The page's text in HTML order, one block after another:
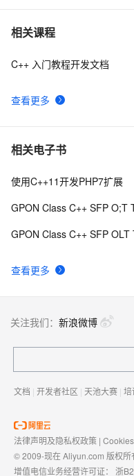
7 【C/C++】用格雷戈里公
8 设计模式C++学习笔记之
9 Qt C++ 扫码枪使用数据处
10
C++26的改进
相关课程
查看更多
C++ 入门教程开发文档
相关电子书
查看更多
使用C++11开发PHP7扩展
GPON Class C++ SFP O;T
GPON Class C++ SFP OLT
关注我们： 新浪微博
文档 | 开发者社区 | 天池大赛 | 培
法律声明及隐私权政策 |
© 2009-现在 Aliyun.com 版权所
增值电信业务经营许可证： 浙